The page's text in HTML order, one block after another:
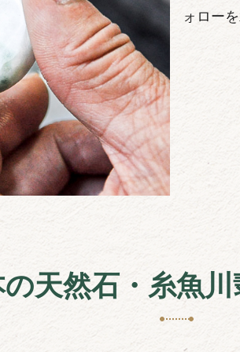
ォロー
天然石・糸魚